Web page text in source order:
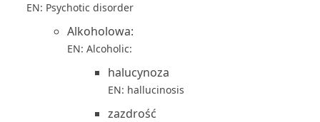
EN: Psychotic disorder
Alkoholowa:
EN: Alcoholic:
halucynoza
EN: hallucinosis
zazdrość